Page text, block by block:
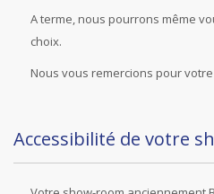
A terme, nous pourrons même
choix.
Nous vous remercions pour
Accessibilité de votre